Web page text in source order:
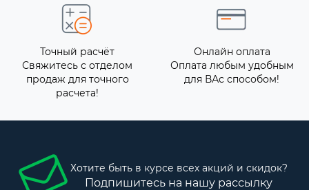
Точный расчёт
Свяжитесь с отделом
продаж для точного
расчета!
Онлайн оплата
Оплата любым удобным
для ВАс способом!
Хотите быть в курсе всех акций и скидок?
Подпишитесь на нашу рассылку